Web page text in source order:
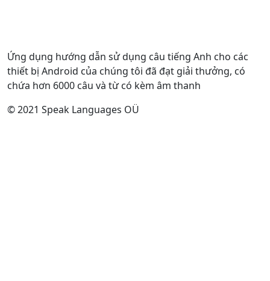
Ứng dụng hướng dẫn sử dụng câu tiếng Anh cho các
thiết bị Android của chúng tôi đã đạt giải thưởng, có
chứa hơn 6000 câu và từ có kèm âm thanh
© 2021 Speak Languages OÜ